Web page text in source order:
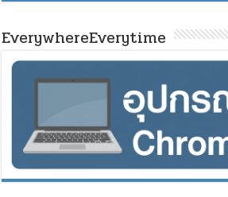
EverywhereEverytime